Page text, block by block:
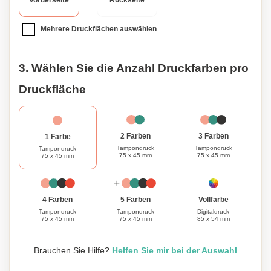
Geschenk für Sie selbst oder einen geliebten Menschen
macht. Entdecken Sie die perfekte Mischung aus Stil und
Mehrere Druckflächen auswählen
3. Wählen Sie die Anzahl Druckfarben pro
Druckfläche
1 Farbe
Tampondruck
75 x 45 mm
2 Farben
Tampondruck
75 x 45 mm
3 Farben
Tampondruck
75 x 45 mm
4 Farben
Tampondruck
75 x 45 mm
5 Farben
Tampondruck
75 x 45 mm
Vollfarbe
Digitaldruck
85 x 54 mm
Brauchen Sie Hilfe? Helfen Sie mir bei der Auswahl